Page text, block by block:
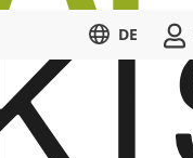
DE